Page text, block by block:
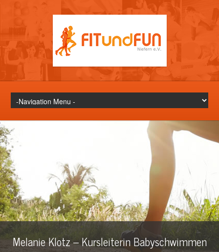
Melanie Klotz – Kursleiterin Babyschwimmen